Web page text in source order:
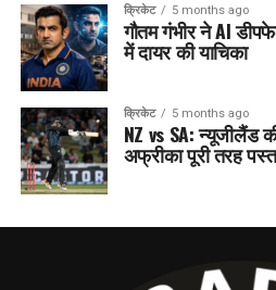
क्रिकेट 5 months ago
गौतम गंभीर ने AI
में दायर की याचिका
क्रिकेट 5 months ago
NZ vs SA: न्यूजीलैंड
अफ्रीका पूरी तरह पस्त